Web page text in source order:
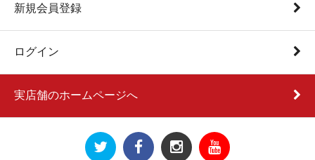
新規会員登録
ログイン
実店舗のホームページへ